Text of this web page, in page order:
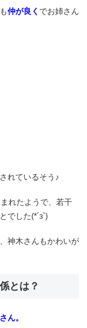
仲が良く でお姉さん
れているそう♪
れたようで、若干
でした(*´з`)
神木さんもかわいが
とは？
ん。